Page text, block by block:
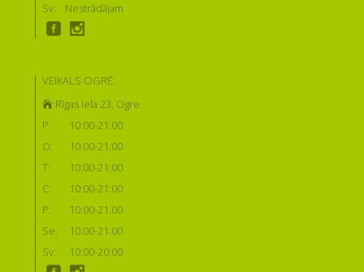
Sv:
Nestrādājam
VEIKALS OGRĒ:
Rīgas iela 23, Ogre
P:
10:00-21:00
O:
10:00-21:00
T:
10:00-21:00
C:
10:00-21:00
P:
10:00-21:00
Se:
10:00-21:00
Sv:
10:00-20:00